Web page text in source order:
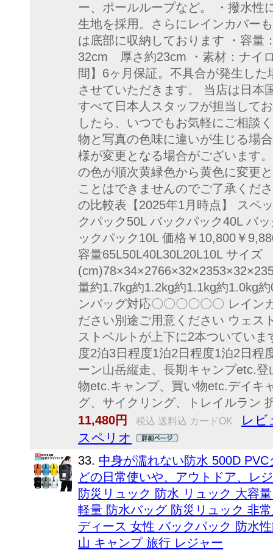
ー、ポールループなど。 ・撥水性
生地を採用。さらにレインカバー
は底部に収納しております ・容量
32cm 厚さ約23cm ・素材：ナイ
間】6ヶ月保証。不具合が発生し
させていただきます。 当店は日本
すべて日本人スタッフが担当して
したら、いつでもお気軽にご相談
物と写真の色味に違いが生じる場
様が変更となる場合がございます
の色が順次黄緑色から黄色に変更
ことはできませんのでご了承くだ
の比較表【2025年1月時点】 スペ
クパック50L バックパック40L バ
ックパック10L 価格￥10,800￥
容量65L50L40L30L20L10L サイズ
量約1.7kg約1.2kg約1.1kg約1.0kg
ンバッグ対応〇〇〇〇〇〇 レイン
ださい別途ご用意ください ウェ
ストベルトが上下に2本ついてい
度2泊3日程度1泊2日程度1泊2日程
ーン山岳縦走、長期キャンプetc.
物etc.キャンプ、買い物etc.デイキ
グ、サイクリング、トレイルラン
11,480円
税込 送料込 カードOK
レビ
スペリオ
33. 中身が濡れない防水 500D
どの日常使いや、アウトドア、レ
防災リュック 防水 リュック 大容
軽量 防水バッグ 防災リュック 非
ディース 女性 バックパック 防水
山 キャンプ 旅行 レジャー